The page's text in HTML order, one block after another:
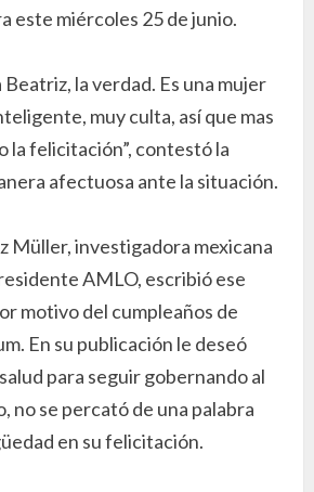
este miércoles 25 de junio.
la verdad. Es una mujer
muy culta, así que mas
la felicitación”, contestó la
afectuosa ante la situación.
Müller, investigadora mexicana
AMLO, escribió ese
motivo del cumpleaños de
En su publicación le deseó
para seguir gobernando al
no se percató de una palabra
en su felicitación.